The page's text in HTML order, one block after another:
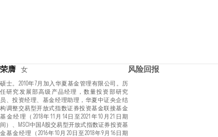
荣膺 女
硕士。2010年7月加入华夏基金管理有限公司。历
任研究发展部高级产品经理，数量投资部研究
员、投资经理、基金经理助理，华夏中证央企结
构调整交易型开放式指数证券投资基金联接基金
基金经理（2018年11月14日至2021年10月21日期
间）、MSCI中国A股交易型开放式指数证券投资基
金基金经理（2016年10月20日至2018年9月16日期
风险回报